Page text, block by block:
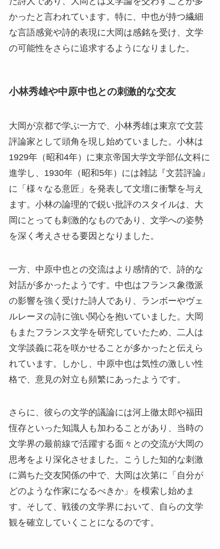
かったと言われています。特に、中也が持つ繊細
な言語感覚や詩的表現に大岡は感銘を受け、文学
の可能性をさらに追求するようになりました。
小林秀雄や中原中也との刺激的な交友
大岡が京都で学ぶ一方で、小林秀雄は東京で文芸
評論家として頭角を現し始めていました。小林は
1929年（昭和4年）に東京帝国大学文学部仏文科に
進学し、1930年（昭和5年）には雑誌『文芸評論』
に「様々なる意匠」を発表して文壇に衝撃を与え
ます。小林の論理的で鋭い批評のスタイルは、大
岡にとっても刺激的なものであり、文学への姿勢
を深く考えさせる要因となりました。
一方、中原中也との交流はより感情的で、詩的な
対話が多かったようです。中也はフランス象徴派
の影響を強く受けた詩人であり、ランボーやヴェ
ルレーヌの詩に強い関心を抱いていました。大岡
もまたフランス文学を研究していたため、二人は
文学談義に花を咲かせることが多かったと伝えら
れています。しかし、中原中也は気性の激しい性
格で、意見の対立も頻繁にあったようです。
さらに、彼らの文学的議論には河上徹太郎や福田
恆存といった知識人も加わることがあり、当時の
文学界の最前線で活躍する面々との交流が大岡の
思考をより深化させました。こうした知的な刺激
に満ちた交友関係の中で、大岡は次第に「自分が
どのような作家になるべきか」を模索し始めま
す。そして、戦後の文学界において、自らの文学
観を確立していくことになるのです。